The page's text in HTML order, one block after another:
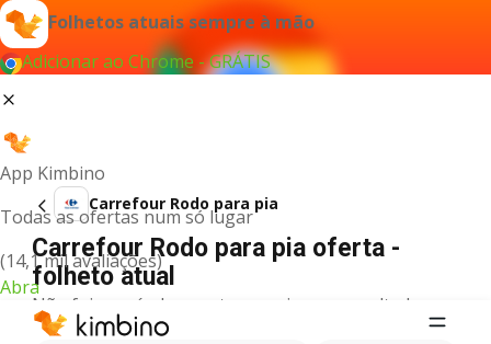
Folhetos atuais sempre à mão
Adicionar ao Chrome - GRÁTIS
App Kimbino
Todas as ofertas num só lugar
(14,1 mil avaliações)
Abra
Carrefour Rodo para pia
Carrefour Rodo para pia oferta -
folheto atual
Não foi possível encontrar quaisquer resultados
para este termo.